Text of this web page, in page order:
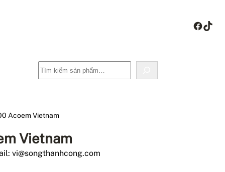
Tìm
kiếm
Acoem Vietnam
Vietnam
vi@songthanhcong.com